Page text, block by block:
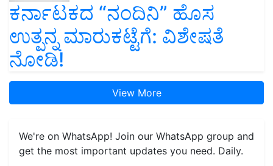
ಕರ್ನಾಟಕದ “ನಂದಿನಿ” ಹೊಸ
ಉತ್ಪನ್ನ ಮಾರುಕಟ್ಟೆಗೆ: ವಿಶೇಷತೆ
ನೋಡಿ!
View More
We're on WhatsApp! Join our WhatsApp group and
get the most important updates you need. Daily.